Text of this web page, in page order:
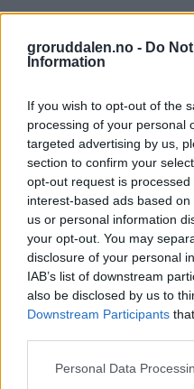
groruddalen.no - Do
Information
If you wish to opt-out of the
processing of your personal
targeted advertising by us,
section to confirm your
opt-out request is
interest-based ads based
us or personal information
your opt-out. You may
disclosure of your personal
IAB’s list of downstream
also be disclosed by us to
Downstream Participants
Personal Data